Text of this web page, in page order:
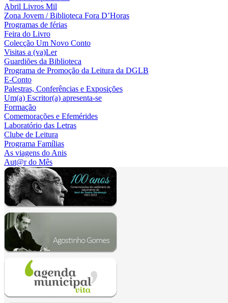
Abril Livros Mil
Zona Jovem / Biblioteca Fora D’Horas
Programas de férias
Feira do Livro
Colecção Um Novo Conto
Visitas a (va)Ler
Guardiões da Biblioteca
Programa de Promoção da Leitura da DGLB
E-Conto
Palestras, Conferências e Exposições
Um(a) Escritor(a) apresenta-se
Formação
Comemorações e Efemérides
Laboratório das Letras
Clube de Leitura
Programa Famílias
As viagens do Anis
Aut@r do Mês